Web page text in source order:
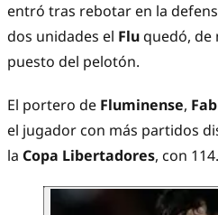
entró tras rebotar en la
dos unidades el Fluquedó, de
puesto del pelotón.
El portero de Fluminense,
el jugador con más partidos
la Copa Libertadores, con 114.